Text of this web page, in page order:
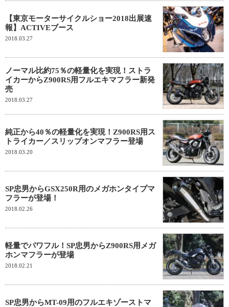
【東京モーターサイクルショー2018出展速
報】ACTIVEブース
2018.03.27
ノーマル比約75％の軽量化を実現！ストラ
イカーからZ900RS用フルエキマフラー新発
売
2018.03.27
純正から40％の軽量化を実現！Z900RS用ス
トライカー／スリップオンマフラー登場
2018.03.20
SP忠男からGSX250R用のメガホンタイプマ
フラーが登場！
2018.02.26
軽量でパワフル！SP忠男からZ900RS用メガ
ホンマフラーが登場
2018.02.21
SP忠男からMT-09用のフルエキゾーストマ